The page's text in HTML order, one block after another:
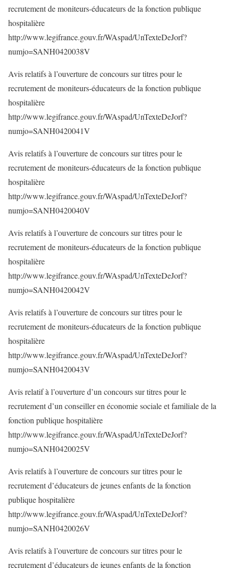
recrutement de moniteurs-éducateurs de la fonction publique
hospitalière
http://www.legifrance.gouv.fr/WAspad/UnTexteDeJorf?
numjo=SANH0420038V
Avis relatifs à l’ouverture de concours sur titres pour le
recrutement de moniteurs-éducateurs de la fonction publique
hospitalière
http://www.legifrance.gouv.fr/WAspad/UnTexteDeJorf?
numjo=SANH0420041V
Avis relatifs à l’ouverture de concours sur titres pour le
recrutement de moniteurs-éducateurs de la fonction publique
hospitalière
http://www.legifrance.gouv.fr/WAspad/UnTexteDeJorf?
numjo=SANH0420040V
Avis relatifs à l’ouverture de concours sur titres pour le
recrutement de moniteurs-éducateurs de la fonction publique
hospitalière
http://www.legifrance.gouv.fr/WAspad/UnTexteDeJorf?
numjo=SANH0420042V
Avis relatifs à l’ouverture de concours sur titres pour le
recrutement de moniteurs-éducateurs de la fonction publique
hospitalière
http://www.legifrance.gouv.fr/WAspad/UnTexteDeJorf?
numjo=SANH0420043V
Avis relatif à l’ouverture d’un concours sur titres pour le
recrutement d’un conseiller en économie sociale et familiale de la
fonction publique hospitalière
http://www.legifrance.gouv.fr/WAspad/UnTexteDeJorf?
numjo=SANH0420025V
Avis relatifs à l’ouverture de concours sur titres pour le
recrutement d’éducateurs de jeunes enfants de la fonction
publique hospitalière
http://www.legifrance.gouv.fr/WAspad/UnTexteDeJorf?
numjo=SANH0420026V
Avis relatifs à l’ouverture de concours sur titres pour le
recrutement d’éducateurs de jeunes enfants de la fonction